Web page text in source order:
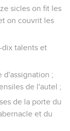
sicles on fit les
on couvrit les
dix talents et
d'assignation ;
de l'autel ;
de la porte du
et du